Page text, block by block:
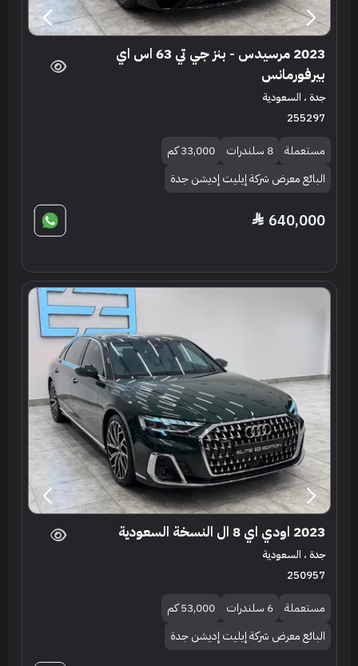
2023 مرسيدس - بنز جي تي 63 اس اي
بيرفورمانس
جدة ، السعودية
255297
مستعملة 8 سلندرات
33,000 كم
البائع معرض شركة إيليت إديشن جدة
640,000
2023 اودي اي 8 ال النسخة السعودية
جدة ، السعودية
250957
مستعملة 6 سلندرات
53,000 كم
البائع معرض شركة إيليت إديشن جدة